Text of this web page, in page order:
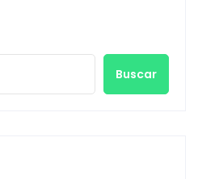
Buscar